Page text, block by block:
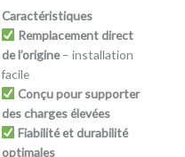
Caractéristiques
Remplacement direct
de l’origine– installation
facile
Conçu pour supporter
des charges élevées
Fiabilité et durabilité
optimales